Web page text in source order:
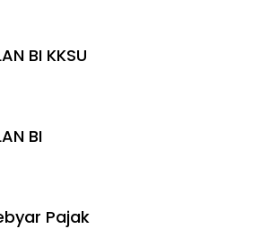
BI KKSU
BI
Pajak